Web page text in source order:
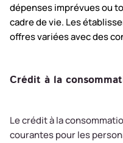
dépenses imprévues ou
cadre de vie. Les
offres variées avec des
Crédit à la
Le crédit à la
courantes pour les